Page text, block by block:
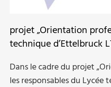
L'exposition
Listes de propositions
Lenkeschléi
projet „Orientation
technique d’Ettelbruck
Dans le cadre du projet
les responsables du Lycée